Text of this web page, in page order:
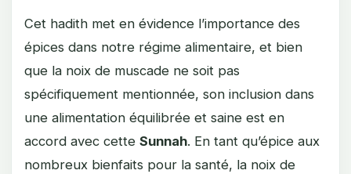
Cet hadith met en évidence l’importance des
épices dans notre régime alimentaire, et bien
que la noix de muscade ne soit pas
spécifiquement mentionnée, son inclusion dans
une alimentation équilibrée et saine est en
accord avec cette Sunnah. En tant qu’épice aux
nombreux bienfaits pour la santé, la noix de